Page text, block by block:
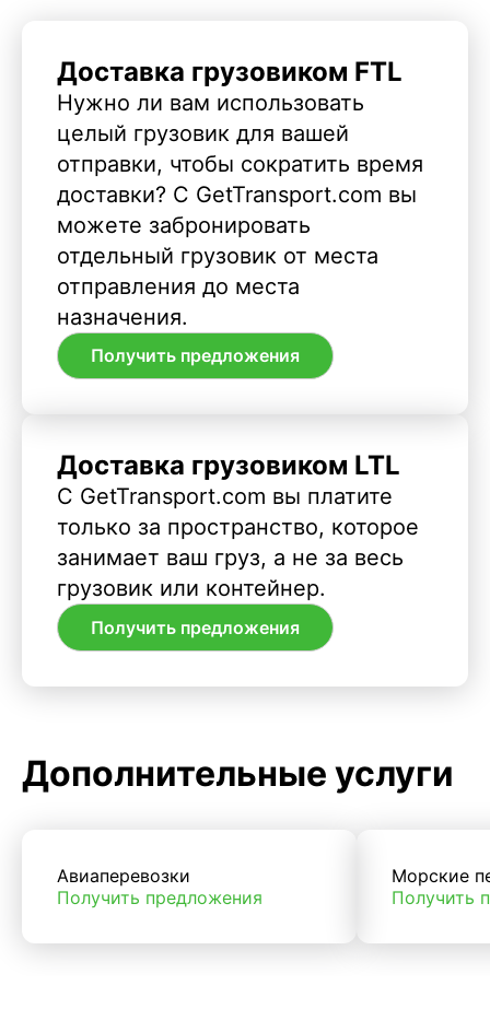
Доставка грузовиком FTL
Нужно ли вам использовать
целый грузовик для вашей
отправки, чтобы сократить время
доставки? С GetTransport.com вы
можете забронировать
отдельный грузовик от места
отправления до места
назначения.
Получить предложения
Доставка грузовиком LTL
С GetTransport.com вы платите
только за пространство, которое
занимает ваш груз, а не за весь
грузовик или контейнер.
Получить предложения
Дополнительные услуги
Авиаперевозки
Получить предложения
Морские
Получить